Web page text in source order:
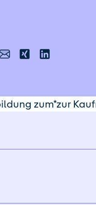
E-MailXingLinkedIn
zum*zur